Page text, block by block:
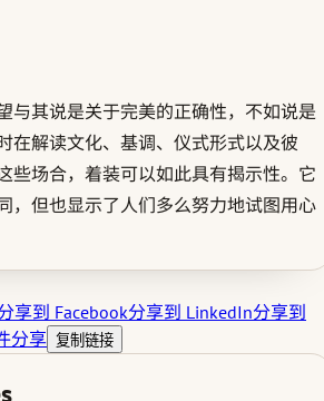
与其说是关于完美的正确性，不如说是
在解读文化、基调、仪式形式以及彼
些场合，着装可以如此具有揭示性。它
，但也显示了人们多么努力地试图用心
享到 Facebook分享到 LinkedIn分享到
分享 复制链接